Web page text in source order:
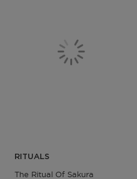
RITUALS
The Ritual Of Sakura